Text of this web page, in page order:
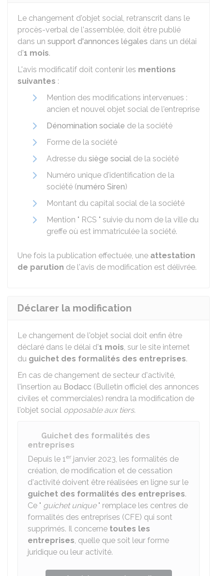
Le changement d'objet social, retranscrit dans le
procès-verbal de l'assemblée, doit être publié
dans un support d'annonces légales dans un délai
d'1 mois.
L'avis modificatif doit contenir les mentions
suivantes :
Mention des modifications intervenues :
ancien et nouvel objet social de l'entreprise
Dénomination sociale de la société
Forme de la société
Adresse du siège social de la société
Numéro unique d'identification de la
société (numéro Siren)
Montant du capital social de la société
Mention " RCS " suivie du nom de la ville du
greffe où est immatriculée la société.
Une fois la publication effectuée, une attestation
de parution de l'avis de modification est délivrée.
Déclarer la modification
Le changement de l'objet social doit enfin être
déclaré dans le délai d'1 mois, sur le site internet
du guichet des formalités des entreprises.
En cas de changement de secteur d'activité,
l'insertion au Bodacc (Bulletin officiel des annonces
civiles et commerciales) rendra la modification de
l'objet social opposable aux tiers.
Guichet des formalités des
entreprises
Depuis le 1er janvier 2023, les formalités de
création, de modification et de cessation
d'activité doivent être réalisées en ligne sur le
guichet des formalités des entreprises.
Ce " guichet unique" remplace les centres de
formalités des entreprises (CFE) qui sont
supprimés. Il concerne toutes les
entreprises, quelle que soit leur forme
juridique ou leur activité.